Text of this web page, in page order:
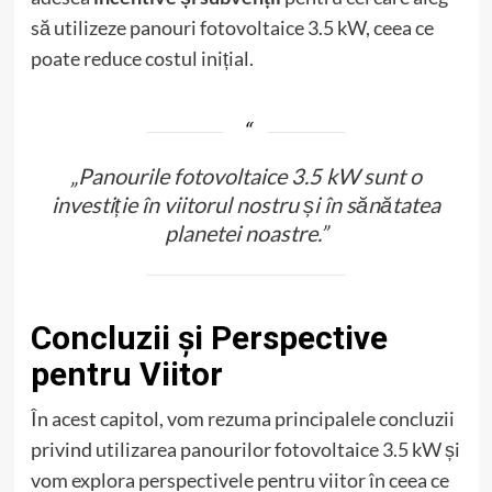
să utilizeze panouri fotovoltaice 3.5 kW, ceea ce
poate reduce costul inițial.
„Panourile fotovoltaice 3.5 kW sunt o
investiție în viitorul nostru și în sănătatea
planetei noastre.”
Concluzii și Perspective
pentru Viitor
În acest capitol, vom rezuma principalele concluzii
privind utilizarea panourilor fotovoltaice 3.5 kW și
vom explora perspectivele pentru viitor în ceea ce